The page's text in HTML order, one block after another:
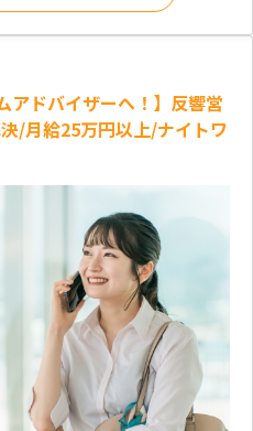
アドバイザーへ！】反響営
/月給25万円以上/ナイトワ